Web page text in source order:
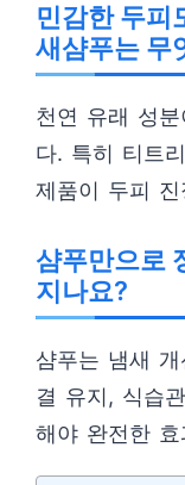
민감한 두피
새샴푸는 무
천연 유래 성
다. 특히 티트
제품이 두피 진
샴푸만으로
지나요?
샴푸는 냄새
결 유지, 식습
해야 완전한